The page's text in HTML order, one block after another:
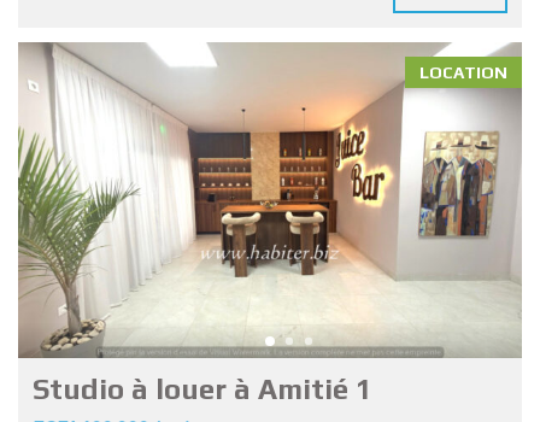
LOCATION
Studio à louer à Amitié 1